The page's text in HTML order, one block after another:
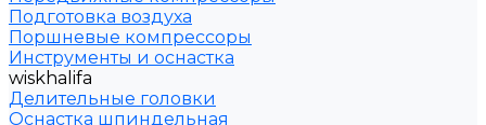
Подготовка воздуха
Поршневые компрессоры
Инструменты и оснастка
wiskhalifa
Делительные головки
Оснастка шпиндельная